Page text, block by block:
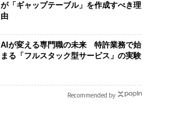
が「ギャップテーブル」を作成すべき理
由
AIが変える専門職の未来 特許業務で始
まる「フルスタック型サービス」の実験
Recommended by